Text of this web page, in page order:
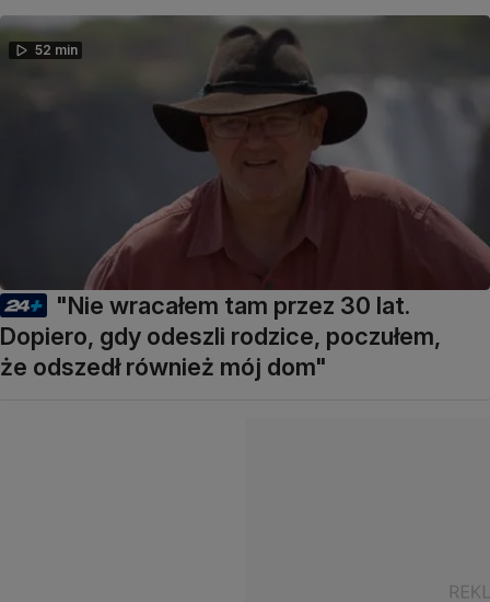
52 min
"Nie wracałem tam przez 30 lat.
Dopiero, gdy odeszli rodzice, poczułem,
że odszedł również mój dom"